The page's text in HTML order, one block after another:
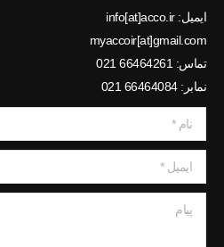
ایمیل: info[at]acco.ir
myaccoir[at]gmail.com
تماس: 66464261 021
نمابر: 66464084 021
نام *
ایمیل *